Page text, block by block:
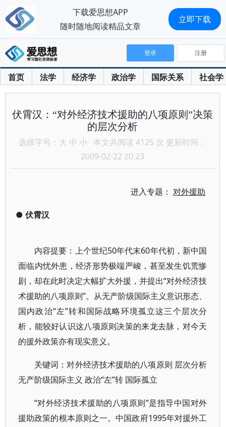
首页 法学 经济学 政治学 国际关系 社会学
登录 注册
伏霄汉：“对外经济技术援助的八项原则”决策
的层次分析
选择字号： 大 中 小 本文共阅读 4125 次 更新时间：
2009-02-22 20:23
进入专题：对外援助
● 伏霄汉
内容提要：上个世纪50年代末60年代初，新中国
面临内忧外患，经济形势极端严峻，甚至发生饥荒惨
剧，却在此时决定大幅扩大外援，并提出“对外经济技
术援助的八项原则”。从无产阶级国际主义意识形态、
国内政治“左”转和国际战略环境孤立这三个层次分
析，能较好认识这八项原则决策的来龙去脉，对今天
的援外政策亦有现实意义。
关键词：对外经济技术援助的八项原则 层次分析
无产阶级国际主义 政治“左”转 国际孤立
“对外经济技术援助的八项原则”是指导中国对外
援助政策的根本原则之一。中国政府1995年对援外工
下载爱思想APP
随时随地阅读精品文章
立即下载